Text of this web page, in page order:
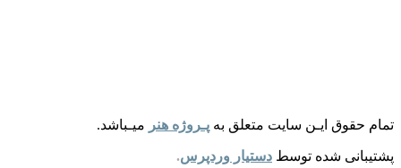
تمام حقوق ایـن سایت متعلق به پـروژه هنر میـباشد.
پشتیبانی شده توسط دستیار وردپرس.